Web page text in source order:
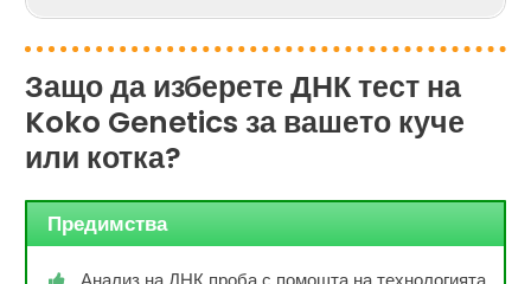
Защо да изберете ДНК тест на
Koko Genetics за вашето куче
или котка?
Предимства